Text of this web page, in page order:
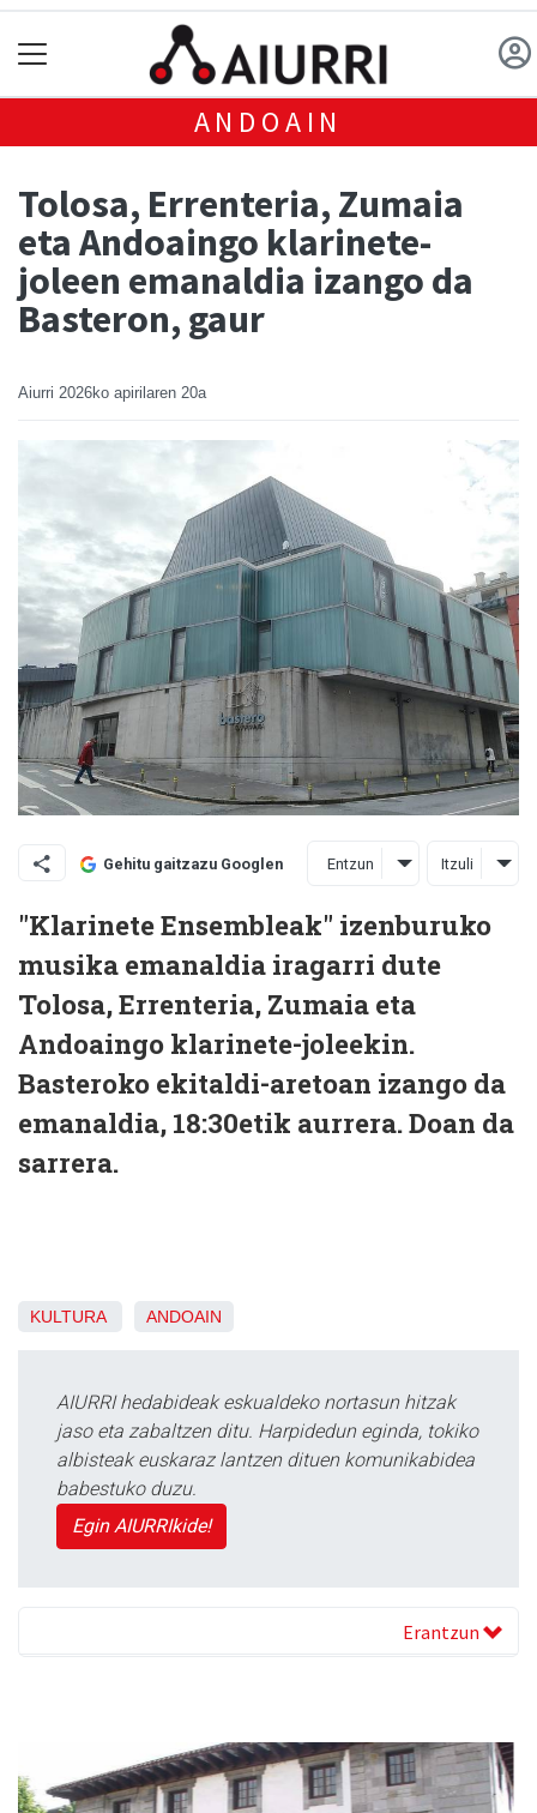
ANDOAIN
Tolosa, Errenteria, Zumaia
eta Andoaingo klarinete-
joleen emanaldia izango da
Basteron, gaur
Aiurri 2026ko apirilaren 20a
Gehitu gaitzazu Googlen Entzun Itzuli
"Klarinete Ensembleak" izenburuko
musika emanaldia iragarri dute
Tolosa, Errenteria, Zumaia eta
Andoaingo klarinete-joleekin.
Basteroko ekitaldi-aretoan izango da
emanaldia, 18:30etik aurrera. Doan da
sarrera.
KULTURA ANDOAIN
AIURRI hedabideak eskualdeko nortasun hitzak
jaso eta zabaltzen ditu. Harpidedun eginda, tokiko
albisteak euskaraz lantzen dituen komunikabidea
babestuko duzu.
Egin AIURRIkide!
Erantzun